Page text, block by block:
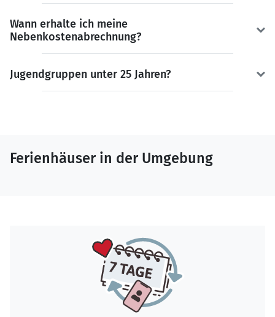
Wann erhalte ich meine
Nebenkostenabrechnung?
Jugendgruppen unter 25 Jahren?
Ferienhäuser in der Umgebung